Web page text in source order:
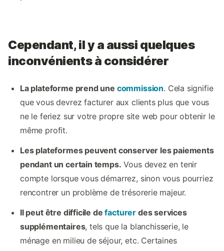
Cependant, il y a aussi quelques
inconvénients à considérer
La plateforme prend une commission. Cela signifie
que vous devrez facturer aux clients plus que vous
ne le feriez sur votre propre site web pour obtenir le
même profit.
Les plateformes peuvent conserver les paiements
pendant un certain temps. Vous devez en tenir
compte lorsque vous démarrez, sinon vous pourriez
rencontrer un problème de trésorerie majeur.
Il peut être difficile defacturer des services
supplémentaires, tels que la blanchisserie, le
ménage en milieu de séjour, etc. Certaines